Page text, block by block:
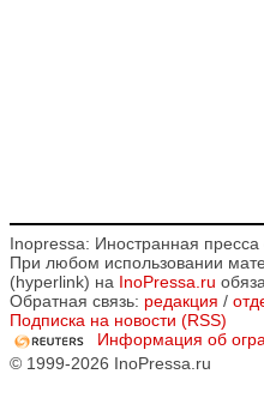
Inopressa: Иностранная
При любом использовании
(hyperlink) на InoPressa.ru
Обратная связь: редакция /
Подписка на новости (RSS)
Информация об
© 1999-2026 InoPressa.ru